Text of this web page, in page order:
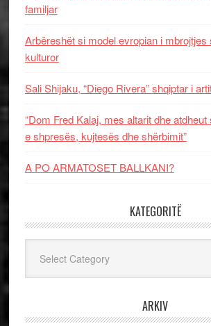
familjar
Arbëreshët si model evropian i mbrojtjes
kulturor
Sali Shijaku, “Diego Rivera” shqiptar i
“Dom Fred Kalaj, mes altarit dhe
e shpresës, kujtesës dhe shërbimit”
A PO ARMATOSET BALLKANI?
KATEGORITË
ARKIV